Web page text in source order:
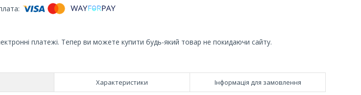
платежі. Тепер ви можете купити будь-який товар не покидаючи сайту.
Характеристики Інформація для замовлення